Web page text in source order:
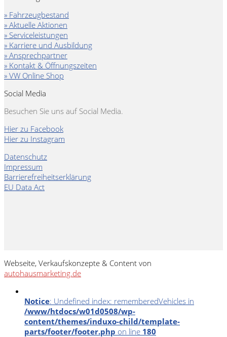
» Fahrzeugbestand
» Aktuelle Aktionen
» Serviceleistungen
» Karriere und Ausbildung
» Ansprechpartner
» Kontakt & Öffnungszeiten
» VW Online Shop
Social Media
Besuchen Sie uns auf Social Media.
Hier zu Facebook
Hier zu Instagram
Datenschutz
Impressum
Barrierefreiheitserklärung
EU Data Act
Webseite, Verkaufskonzepte & Content von
autohausmarketing.de
Notice: Undefined index: rememberedVehicles in
/www/htdocs/w01d0508/wp-
content/themes/induxo-child/template-
parts/footer/footer.php on line 180